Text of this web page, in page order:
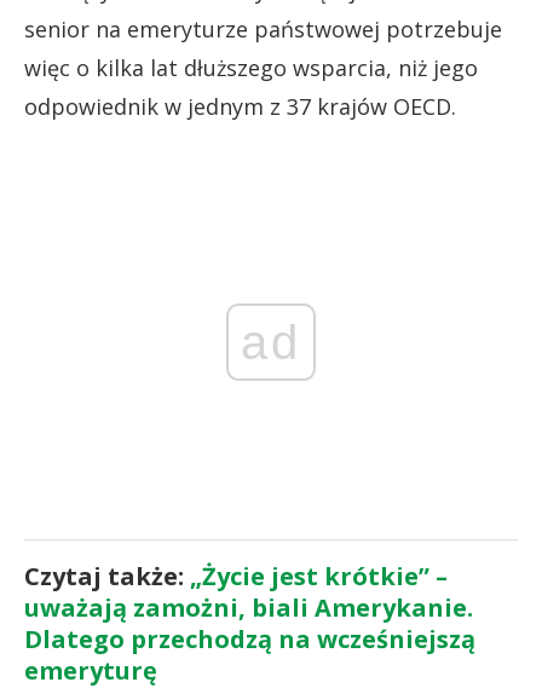
senior na emeryturze państwowej potrzebuje
więc o kilka lat dłuższego wsparcia, niż jego
odpowiednik w jednym z 37 krajów OECD.
ad
Czytaj także: „Życie jest krótkie” –
uważają zamożni, biali Amerykanie.
Dlatego przechodzą na wcześniejszą
emeryturę